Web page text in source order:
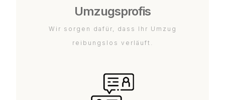
Umzugsprofis
Wir sorgen dafür, dass Ihr Umzug
reibungslos verläuft.